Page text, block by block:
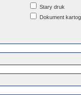
Stary druk
Dokument